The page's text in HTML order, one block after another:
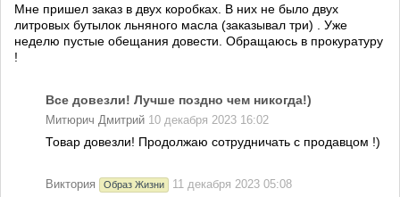
Мне пришел заказ в двух коробках. В них не было двух
литровых бутылок льняного масла (заказывал три) . Уже
неделю пустые обещания довести. Обращаюсь в прокуратуру
!
Все довезли! Лучше поздно чем никогда!)
Митюрич Дмитрий 10 декабря 2023 16:02
Товар довезли! Продолжаю сотрудничать с продавцом !)
Виктория Образ Жизни 11 декабря 2023 05:08